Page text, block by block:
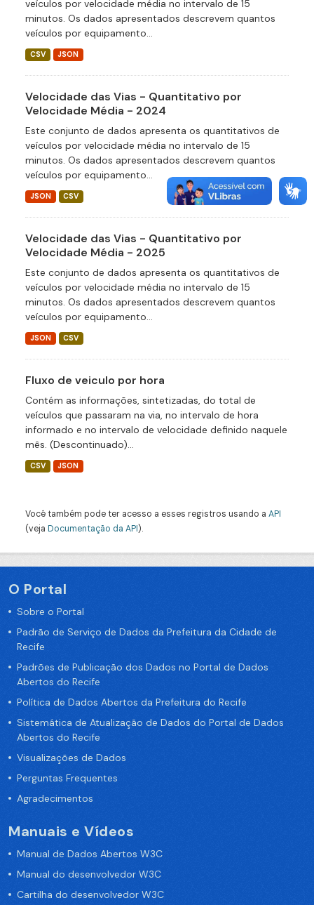
veículos por velocidade média no intervalo de 15
minutos. Os dados apresentados descrevem quantos
veículos por equipamento...
CSV JSON
Velocidade das Vias - Quantitativo por
Velocidade Média - 2024
Este conjunto de dados apresenta os quantitativos de
veículos por velocidade média no intervalo de 15
minutos. Os dados apresentados descrevem quantos
veículos por equipamento...
JSON CSV
Velocidade das Vias - Quantitativo por
Velocidade Média - 2025
Este conjunto de dados apresenta os quantitativos de
veículos por velocidade média no intervalo de 15
minutos. Os dados apresentados descrevem quantos
veículos por equipamento...
JSON CSV
Fluxo de veiculo por hora
Contém as informações, sintetizadas, do total de
veículos que passaram na via, no intervalo de hora
informado e no intervalo de velocidade definido naquele
mês. (Descontinuado)...
CSV JSON
Você também pode ter acesso a esses registros usando a API
(veja Documentação da API).
O Portal
Sobre o Portal
Padrão de Serviço de Dados da Prefeitura da Cidade de
Recife
Padrões de Publicação dos Dados no Portal de Dados
Abertos do Recife
Política de Dados Abertos da Prefeitura do Recife
Sistemática de Atualização de Dados do Portal de Dados
Abertos do Recife
Visualizações de Dados
Perguntas Frequentes
Agradecimentos
Manuais e Vídeos
Manual de Dados Abertos W3C
Manual do desenvolvedor W3C
Cartilha do desenvolvedor W3C